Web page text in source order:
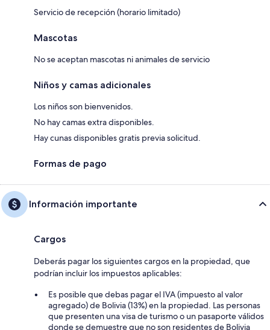
Servicio de recepción (horario limitado)
Mascotas
No se aceptan mascotas ni animales de servicio
Niños y camas adicionales
Los niños son bienvenidos.
No hay camas extra disponibles.
Hay cunas disponibles gratis previa solicitud.
Formas de pago
Información importante
Cargos
Deberás pagar los siguientes cargos en la propiedad, que
podrían incluir los impuestos aplicables:
Es posible que debas pagar el IVA (impuesto al valor
agregado) de Bolivia (13%) en la propiedad. Las personas
que presenten una visa de turismo o un pasaporte válidos
donde se demuestre que no son residentes de Bolivia